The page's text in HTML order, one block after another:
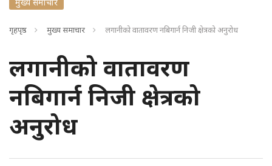
गृहपृष्ठ मुख्य समाचार लगानीको वातावरण नबिगार्न निजी क्षेत्रको अनुरोध
लगानीको वातावरण
नबिगार्न निजी क्षेत्रको
अनुरोध